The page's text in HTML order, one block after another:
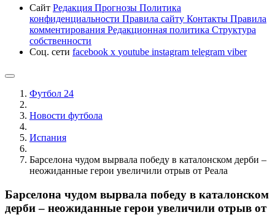
Сайт Редакция Прогнозы Политика
конфиденциальности Правила сайту Контакты Правила
комментирования Редакционная политика Структура
собственности
Соц. сети facebook x youtube instagram telegram viber
Футбол 24
Новости футбола
Испания
Барселона чудом вырвала победу в каталонском дерби –
неожиданные герои увеличили отрыв от Реала
Барселона чудом вырвала победу в каталонском
дерби – неожиданные герои увеличили отрыв от